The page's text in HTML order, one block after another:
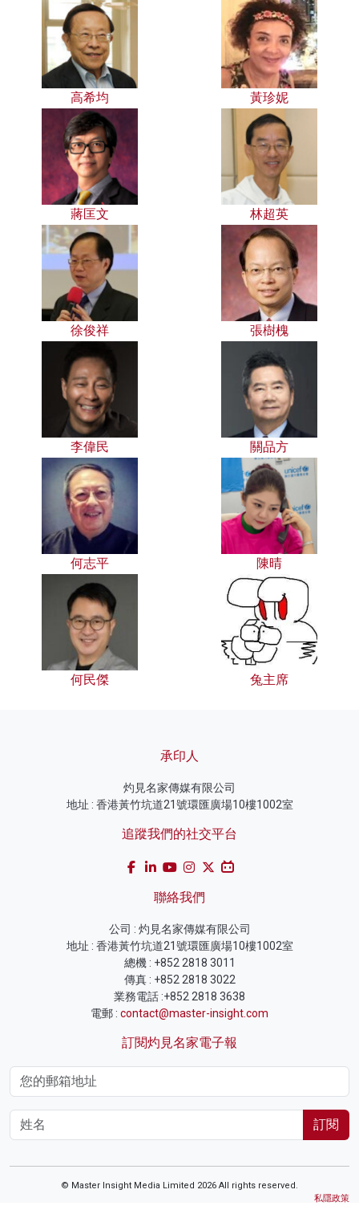
高希均 黃珍妮
蔣匡文 林超英
徐俊祥 張樹槐
李偉民 關品方
何志平 陳晴
何民傑 兔主席
承印人
灼見名家傳媒有限公司
地址 : 香港黃竹坑道21號環匯廣場10樓1002室
追蹤我們的社交平台
聯絡我們
公司 : 灼見名家傳媒有限公司
地址 : 香港黃竹坑道21號環匯廣場10樓1002室
總機 : +852 2818 3011
傳真 : +852 2818 3022
業務電話 :+852 2818 3638
電郵 : contact@master-insight.com
訂閱灼見名家電子報
訂閱
© Master Insight Media Limited 2026 All rights reserved.
私隱政策